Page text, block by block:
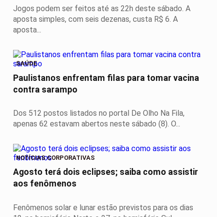
Jogos podem ser feitos até as 22h deste sábado. A
aposta simples, com seis dezenas, custa R$ 6. A
aposta...
SAÚDE
Paulistanos enfrentam filas para tomar vacina
contra sarampo
Dos 512 postos listados no portal De Olho Na Fila,
apenas 62 estavam abertos neste sábado (8). O...
NOTÍCIAS CORPORATIVAS
Agosto terá dois eclipses; saiba como assistir
aos fenômenos
Fenômenos solar e lunar estão previstos para os dias